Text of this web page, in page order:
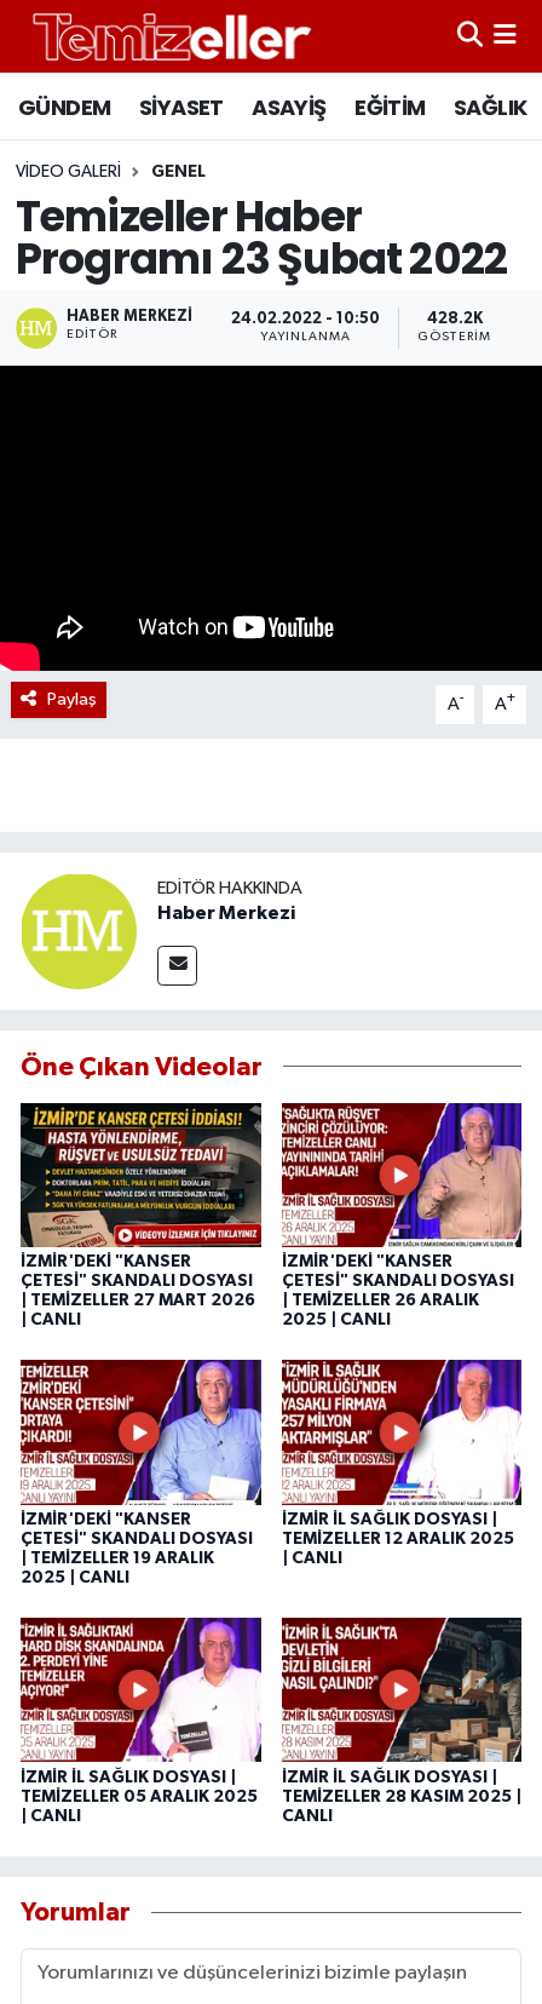
GÜNDEM SİYASET ASAYİŞ EĞİTİM SAĞLIK
VIDEO GALERI GENEL
Temizeller Haber
Programı 23 Şubat 2022
HABER MERKEZI
EDITÖR
24.02.2022 - 10:50
YAYINLANMA
428.2K
GÖSTERIM
Paylaş A- A+
EDITÖR HAKKINDA
Haber Merkezi
Öne Çıkan Videolar
İZMİR'DEKİ "KANSER
ÇETESİ" SKANDALI DOSYASI
| TEMİZELLER 27 MART 2026
| CANLI
İZMİR'DEKİ "KANSER
ÇETESİ" SKANDALI DOSYASI
| TEMİZELLER 26 ARALIK
2025 | CANLI
İZMİR'DEKİ "KANSER
ÇETESİ" SKANDALI DOSYASI
| TEMİZELLER 19 ARALIK
2025 | CANLI
İZMİR İL SAĞLIK DOSYASI |
TEMİZELLER 12 ARALIK 2025
| CANLI
İZMİR İL SAĞLIK DOSYASI |
TEMİZELLER 05 ARALIK 2025
| CANLI
İZMİR İL SAĞLIK DOSYASI |
TEMİZELLER 28 KASIM 2025 |
CANLI
Yorumlar
CANLI YAYIN
ASAYİŞ
EĞİTİM
SAĞLIK
Hava Durumu
Süper Lig Puan Durumu ve Fikstür
Tüm Manşetler
Son Dakika Haberleri